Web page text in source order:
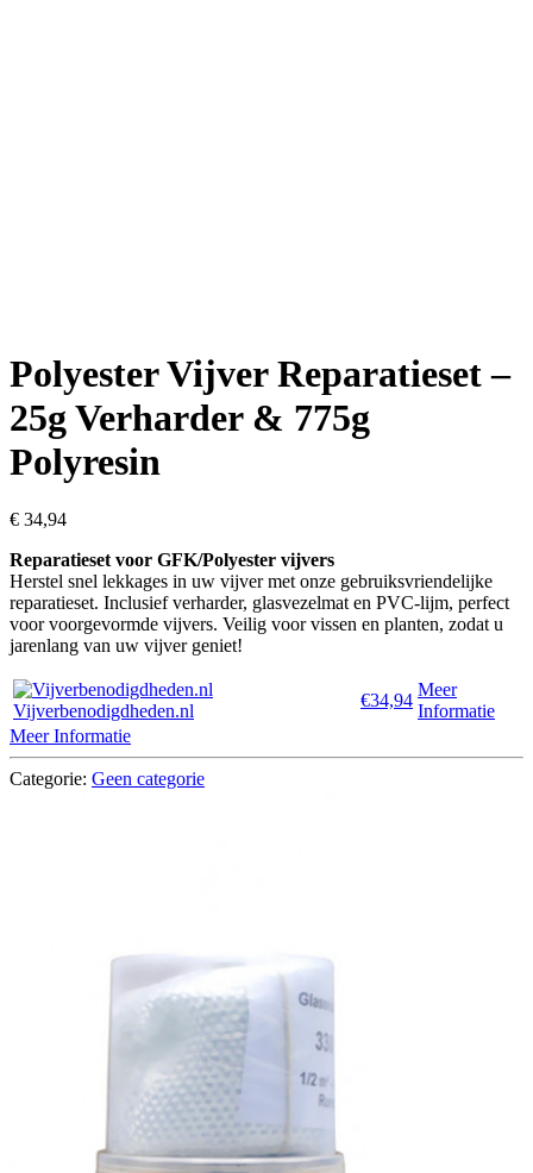
Polyester Vijver Reparatieset –
25g Verharder & 775g
Polyresin
€ 34,94
Reparatieset voor GFK/Polyester vijvers
Herstel snel lekkages in uw vijver met onze gebruiksvriendelijke
reparatieset. Inclusief verharder, glasvezelmat en PVC-lijm, perfect
voor voorgevormde vijvers. Veilig voor vissen en planten, zodat u
jarenlang van uw vijver geniet!
Vijverbenodigdheden.nl
€34,94
Meer
Informatie
Meer Informatie
Categorie: Geen categorie